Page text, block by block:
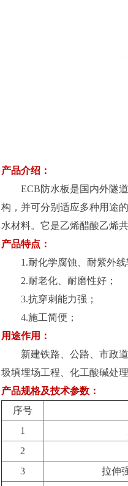
产品介绍：
ECB防水板是国内外隧道
构，并可分别适应多种用途
水材料。它是乙烯醋酸乙烯
产品特点：
1.耐化学腐蚀、耐紫外线
2.耐老化、耐磨性好；
3.抗穿刺能力强；
4.施工简便；
用途作用：
新建铁路、公路、市政道
圾填埋场工程、化工酸碱处
产品规格及技术参数：
序号
1
2
3
拉伸